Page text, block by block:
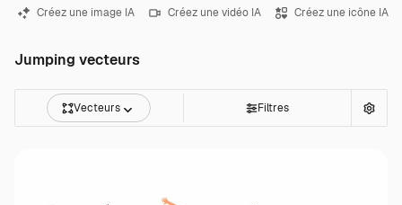
Créez une image IA Créez une vidéo IA Créez une icône IA
Jumping vecteurs
Vecteurs Filtres